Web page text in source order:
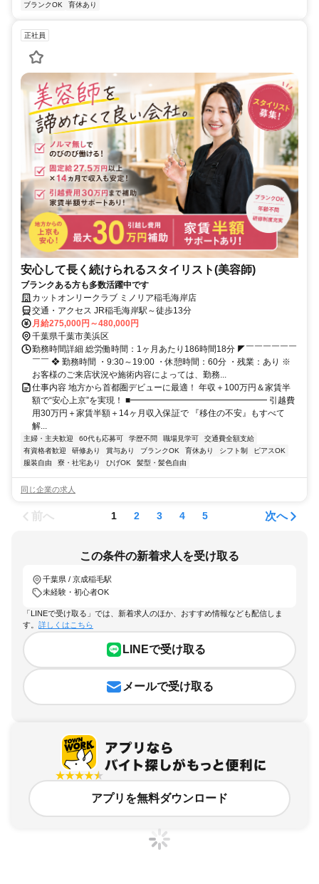
ブランクOK
育休あり
正社員
安心して長く続けられるスタイリスト(美容師)
ブランクある方も多数活躍中です
カットオンリークラブ ミノリア稲毛海岸店
交通・アクセス JR稲毛海岸駅～徒歩13分
月給275,000円～480,000円
千葉県千葉市美浜区
勤務時間詳細 総労働時間：1ヶ月あたり186時間18分 ◤￣￣￣￣￣￣
￣￣ ❖ 勤務時間 ・9:30～19:00 ・休憩時間：60分 ・残業：あり ※
お客様のご来店状況や施術内容によっては、勤務...
仕事内容 地方から首都圏デビューに最適！ 年収＋100万円＆家賃半
額で“安心上京”を実現！ ■━━━━━━━━━━━━━━━━ 引越費
用30万円＋家賃半額＋14ヶ月収入保証で 『移住の不安』もすべて
解...
主婦・主夫歓迎 60代も応募可 学歴不問 職場見学可
交通費全額支給
有資格者歓迎
研修あり 賞与あり ブランクOK 育休あり シフト制
ピアスOK
服装自由
寮・社宅あり ひげOK 髪型・髪色自由
同じ企業の求人
前へ 1 2 3 4 5 次へ
この条件の新着求人を受け取る
千葉県 / 京成稲毛駅
未経験・初心者OK
「LINEで受け取る」では、新着求人のほか、おすすめ情報なども配信しま
す。 詳しくはこちら
LINEで受け取る
メールで受け取る
アプリを無料ダウンロード